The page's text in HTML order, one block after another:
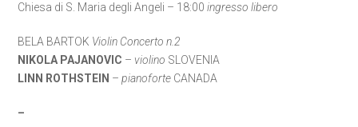
Chiesa di S. Maria degli Angeli – 18:00ingresso libero
BELA BARTOK Violin Concerto n.2
NIKOLA PAJANOVIC – violino SLOVENIA
LINN ROTHSTEIN –pianoforte CANADA
–